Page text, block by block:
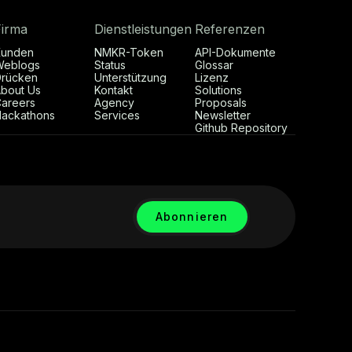
Us
Dienstleistungen
NMKR-Token
Status
Unterstützung
Kontakt
Agency
Services
Referenzen
API-Dokumente
Glossar
Lizenz
Solutions
Proposals
Newsletter
Github Repository